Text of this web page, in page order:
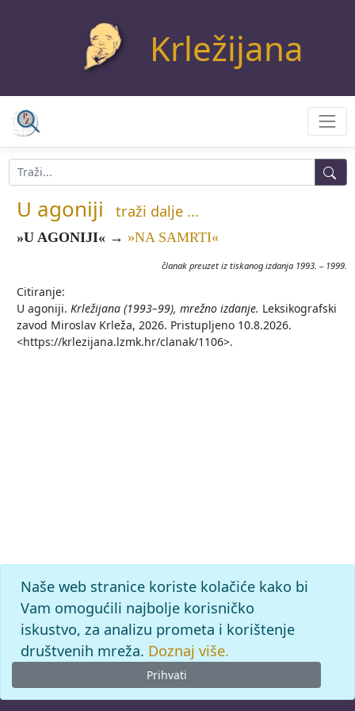
Krležijana
U agoniji traži dalje ...
»U AGONIJI« → »NA SAMRTI«
članak preuzet iz tiskanog izdanja 1993. – 1999.
Citiranje:
U agoniji. Krležijana (1993–99), mrežno izdanje. Leksikografski
zavod Miroslav Krleža, 2026. Pristupljeno 10.8.2026.
<https://krlezijana.lzmk.hr/clanak/1106>.
Naše web stranice koriste kolačiće kako bi
Vam omogućili najbolje korisničko
iskustvo, za analizu prometa i korištenje
društvenih mreža. Doznaj više.
Prihvati
© 2026Leksikografski zavodMiroslav Krleža